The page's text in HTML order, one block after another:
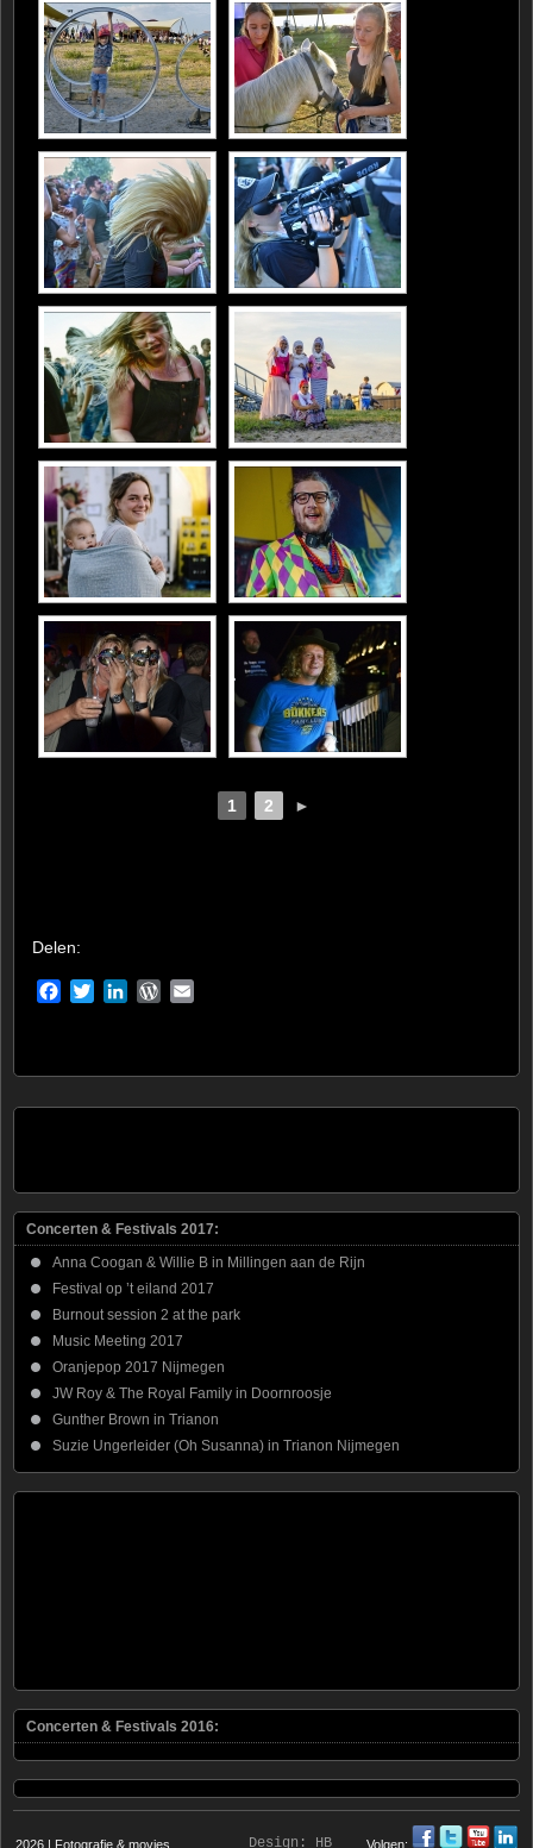
1 2 ►
Delen:
Facebook
TwitterLinkedInWordPress
Concerten & Festivals 2017:
Anna Coogan & Willie B in Millingen aan de Rijn
Festival op ’t eiland 2017
Burnout session 2 at the park
Music Meeting 2017
Oranjepop 2017 Nijmegen
JW Roy & The Royal Family in Doornroosje
Gunther Brown in Trianon
Suzie Ungerleider (Oh Susanna) in Trianon Nijmegen
Concerten & Festivals 2016:
2026 | Fotografie & movies Design: HB Volgen: